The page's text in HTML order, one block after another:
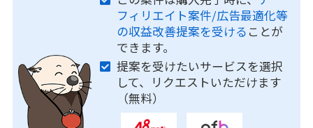
フィリエイト案件/広告最適化等
の収益改善提案を受ける ことが
できます。
提案を受けたいサービスを選択
して、リクエストいただけます
（無料）